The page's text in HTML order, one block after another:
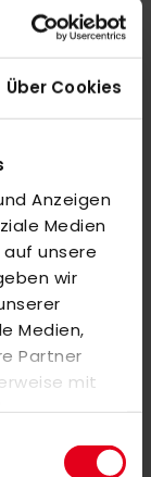
Über Cookies
Anzeigen
Medien
unsere
wir
Medien,
Partner
mit
aber auch sehr
Der tiefe
Schlenzen.
Dribblings.
zu
In diesem
als im MALIK